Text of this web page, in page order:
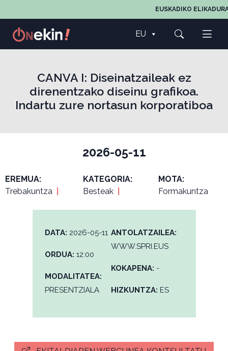
EUSKADIKO
EU
CANVA I: Diseinatzaileak ez
direnentzako diseinu grafikoa.
Indartu zure nortasun korporatiboa
2026-05-11
EREMUA:
Trebakuntza
KATEGORIA:
Besteak
MOTA:
Formakuntza
DATA: 2026-05-11
ORDUA: 12:00
MODALITATEA:
PRESENTZIALA
ANTOLATZAILEA:
WWW.SPRI.EUS
KOKAPENA: -
HIZKUNTZA: ES